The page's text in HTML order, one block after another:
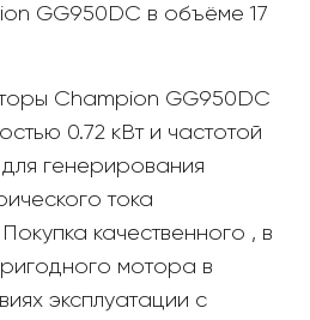
GG950DC в объёме 17
Champion GG950DC
0.72 кВт и частотой
генерирования
тока
качественного , в
мотора в
эксплуатации с